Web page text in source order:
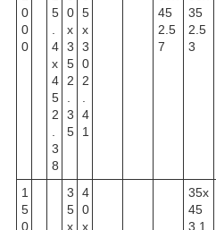
0
0
0
5
4
x
4
5
2
3
8
0
x
3
5
2
3
5
5
x
3
0
2
4
1
45
2.5
7
35
2.5
3
1
5
0
3
5
x
4
0
x
35x
45
3.1